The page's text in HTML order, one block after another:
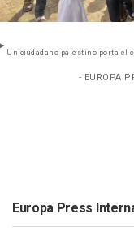
Un ciudadano palestino porta el
- EUROPA
Europa Press